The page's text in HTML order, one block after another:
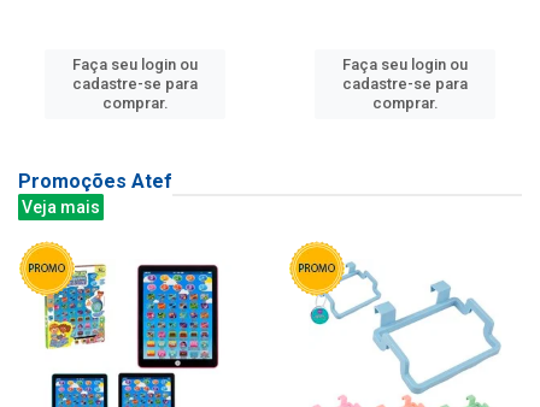
Faça seu login ou
cadastre-se para
comprar.
Faça seu login ou
cadastre-se para
comprar.
Promoções Atef
Veja mais